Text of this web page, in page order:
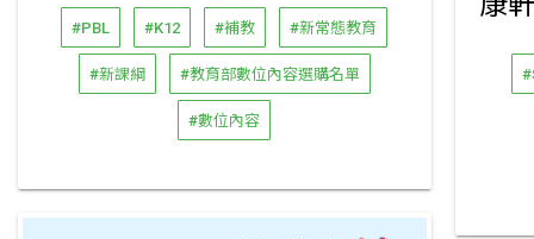
#PBL #K12 #補教 #新常態教育
#新課綱 #教育部數位內容選購名單
#數位內容